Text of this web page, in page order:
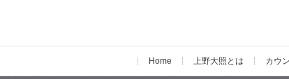
Home 上野大照とは カウ